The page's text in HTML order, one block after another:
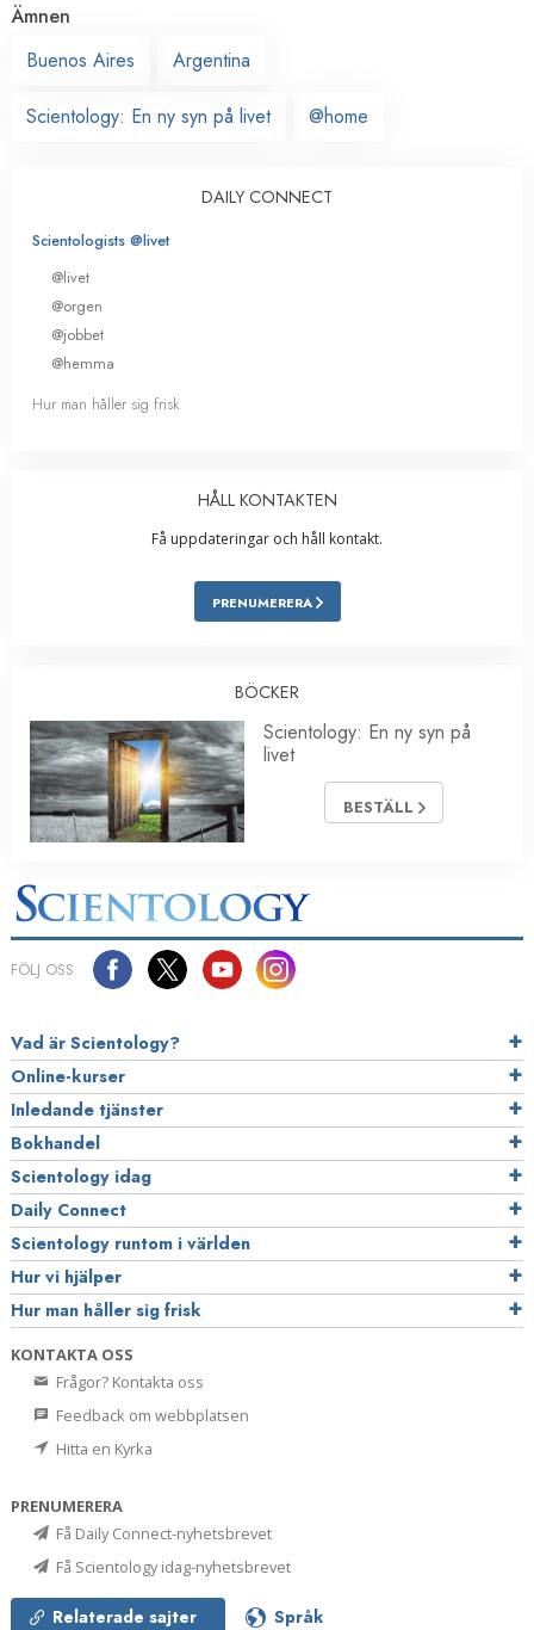
Ämnen
Buenos Aires
Argentina
Scientology: En ny syn på livet @home
DAILY CONNECT
Scientologists @livet
@livet
@orgen
@jobbet
@hemma
Hur man håller sig frisk
HÅLL KONTAKTEN
Få uppdateringar och håll kontakt.
PRENUMERERA
BÖCKER
Scientology: En ny syn på
livet
BESTÄLL
FÖLJ OSS
Vad är Scientology?
Online-kurser
Inledande tjänster
Bokhandel
Scientology idag
Daily Connect
Scientology runtom i världen
Hur vi hjälper
Hur man håller sig frisk
KONTAKTA OSS
Frågor? Kontakta oss
Feedback om webbplatsen
Hitta en Kyrka
PRENUMERERA
Få Daily Connect-nyhetsbrevet
Få Scientology idag-nyhetsbrevet
Relaterade sajter Språk